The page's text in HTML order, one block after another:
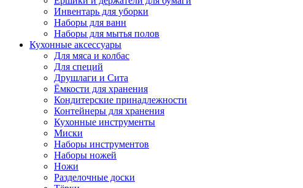
Инвентарь для уборки
Наборы для ванн
Наборы для мытья полов
Кухонные аксессуары
Для мяса и колбас
Для специй
Друшлаги и Сита
Ёмкости для хранения
Кондитерские принадлежности
Контейнеры для хранения
Кухонные инструменты
Миски
Наборы инструментов
Наборы ножей
Ножи
Разделочные доски